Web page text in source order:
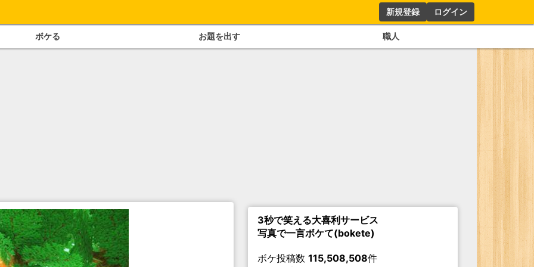
新規登録 ログイン
ボケる お題を出す 職人
3秒で笑える大喜利サービス
写真で一言ボケて(bokete)
ボケ投稿数 115,508,508件